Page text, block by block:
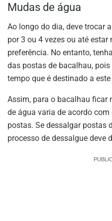
Mudas de água
Ao longo do dia, deve trocar
por 3 ou 4 vezes ou até
preferência. No entanto,
das postas de bacalhau,
tempo que é destinado a
Assim, para o bacalhau ficar
de água varia de acordo
postas. Se dessalgar postas
processo de dessalgue deve